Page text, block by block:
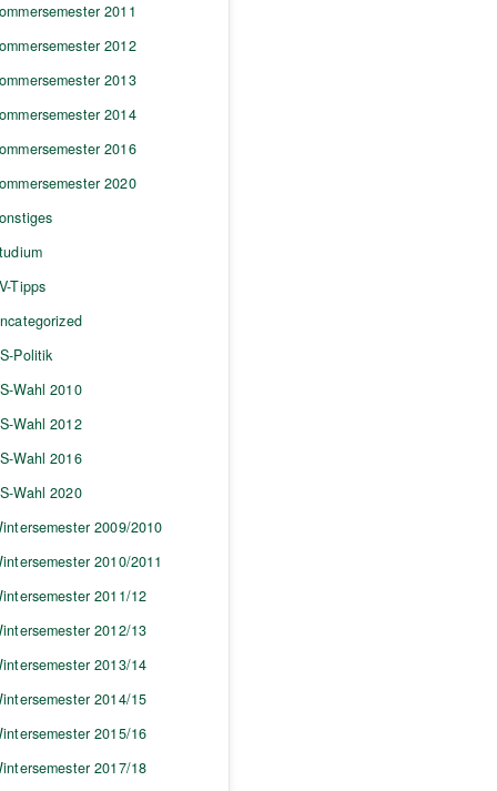
2011
2012
2013
2014
2016
2020
Tipps
Politik
Wahl 2010
Wahl 2012
Wahl 2016
Wahl 2020
2009/2010
2010/2011
2011/12
2012/13
2013/14
2014/15
2015/16
2017/18